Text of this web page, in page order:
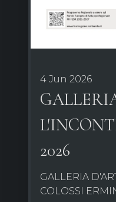
4 Jun 2026
2026
GALLERIA
COLOSSI